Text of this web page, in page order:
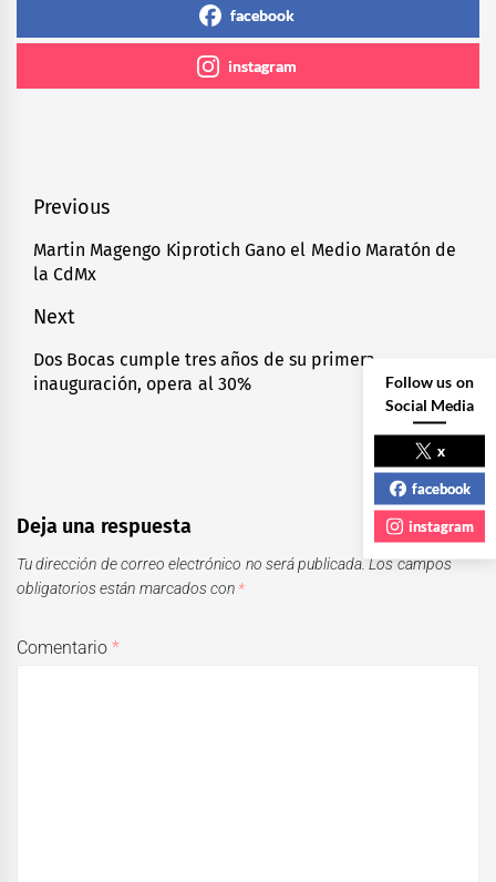
facebook
instagram
Navegación
de
entradas
Previous
Previous
post:
Martin Magengo Kiprotich Gano el Medio Maratón de
la CdMx
Next
Next
post:
Dos Bocas cumple tres años de su primera
inauguración, opera al 30%
Deja una respuesta
Tu dirección de correo electrónico no será publicada. Los campos
obligatorios están marcados con *
Comentario*
Follow us on
Social Media
x
facebook
instagram